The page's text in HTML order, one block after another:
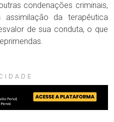
condenações criminais,
assimilação da terapêutica
de sua conduta, o que